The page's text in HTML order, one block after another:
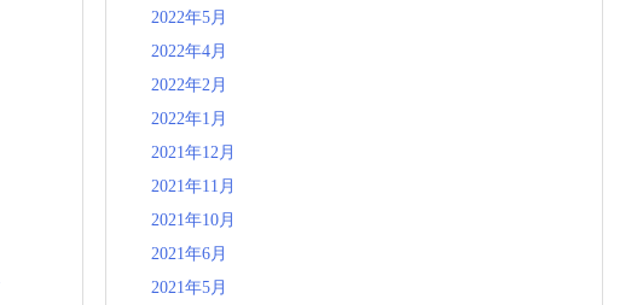
2022年5月
2022年4月
2022年2月
2022年1月
2021年12月
2021年11月
2021年10月
2021年6月
2021年5月